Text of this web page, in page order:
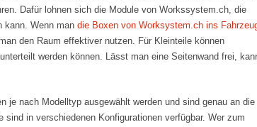
Dafür lohnen sich die Module von Workssystem.ch, die
kann. Wenn man die Boxen von Worksystem.ch ins
den Raum effektiver nutzen. Für Kleinteile können
werden können. Lässt man eine Seitenwand frei,
je nach Modelltyp ausgewählt werden und sind genau an die
in verschiedenen Konfigurationen verfügbar. Wer zum